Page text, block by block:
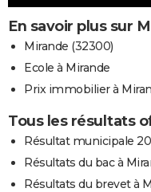
En savoir plus sur
Mirande (32300)
Ecole à Mirande
Prix immobilier à
Tous les résultats
Résultat municipale
Résultats du bac à
Résultats du brevet à